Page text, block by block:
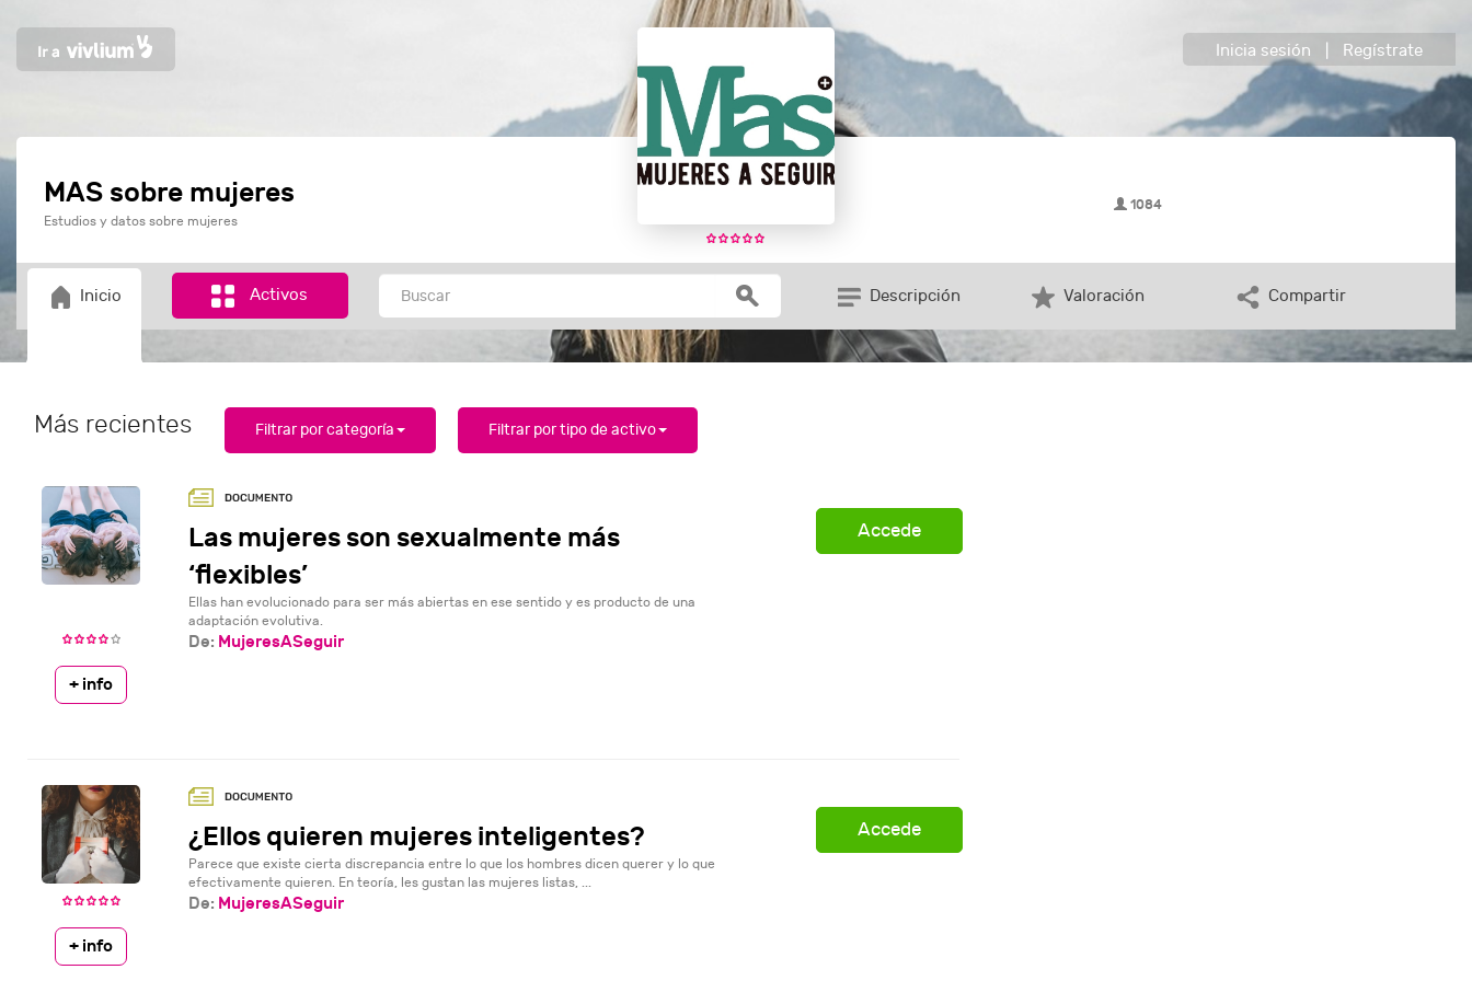
Inicia sesión Regístrate
MAS sobre mujeres
Estudios y datos sobre mujeres
1084
Inicio Activos Descripción Valoración Compartir
Más recientes Filtrar por categoría Filtrar por tipo de activo
Las mujeres son sexualmente más
‘flexibles’
Ellas han evolucionado para ser más abiertas en ese sentido y es producto de una
adaptación evolutiva.
Accede
+ info
De: MujeresASeguir
¿Ellos quieren mujeres inteligentes?
Parece que existe cierta discrepancia entre lo que los hombres dicen querer y lo que
efectivamente quieren. En teoría, les gustan las mujeres listas, ...
Accede
+ info
De: MujeresASeguir